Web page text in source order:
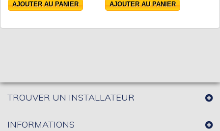
AJOUTER AU PANIER
AJOUTER AU PANIER
TROUVER UN INSTALLATEUR
INFORMATIONS